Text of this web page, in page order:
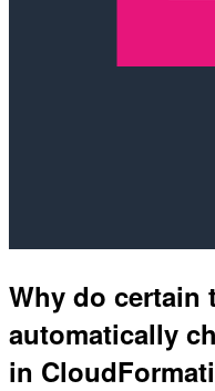
Why do certain
automatically
in